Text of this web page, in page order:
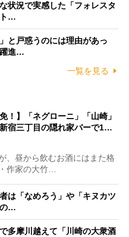
状況で実感した「フォレスタ
…
と戸惑うのには理由があっ
進…
一覧を見る
！】「ネグローニ」「山崎」
新宿三丁目の隠れ家バーで1…
、昼から飲むお酒にはまた格
作家の大竹…
は「なめろう」や「キヌカツ
…
多摩川越えて「川崎の大衆酒